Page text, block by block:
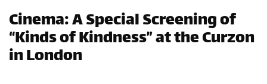
Cinema: A Special Screening of
“Kinds of Kindness” at the Curzon
in London